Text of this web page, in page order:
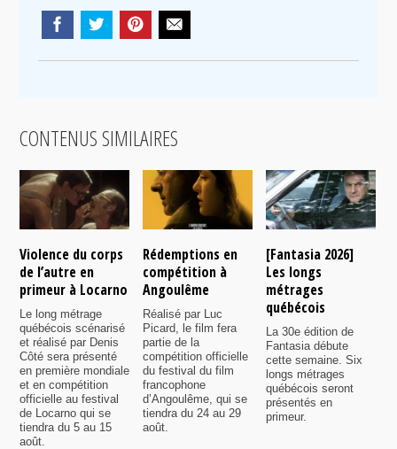
CONTENUS SIMILAIRES
Violence du corps
de l’autre en
primeur à Locarno
Le long métrage
québécois scénarisé
et réalisé par Denis
Côté sera présenté
en première mondiale
et en compétition
officielle au festival
de Locarno qui se
tiendra du 5 au 15
août.
Rédemptions en
compétition à
Angoulême
Réalisé par Luc
Picard, le film fera
partie de la
compétition officielle
du festival du film
francophone
d’Angoulême, qui se
tiendra du 24 au 29
août.
[Fantasia 2026]
Les longs
métrages
québécois
La 30e édition de
Fantasia débute
cette semaine. Six
longs métrages
québécois seront
présentés en
primeur.